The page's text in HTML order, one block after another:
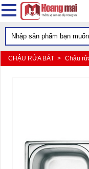
CHẬU RỬA BÁT > Chậu